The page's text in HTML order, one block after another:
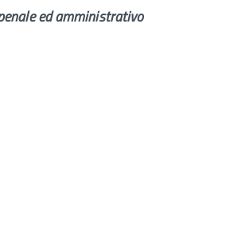
ed amministrativo